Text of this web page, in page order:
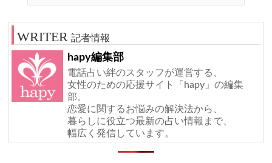
記者情報
hapy編集部
電話占い絆のスタッフが運営する、
女性のための応援サイト「hapy」の編集
部。
恋愛に関するお悩みの解決法から、
暮らしに役立つ最新の占い情報まで、
幅広く発信しています。